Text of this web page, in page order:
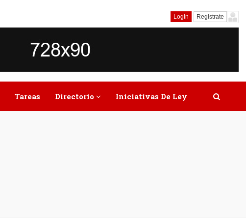
Login Registrate
Tareas Directorio Iniciativas De Ley